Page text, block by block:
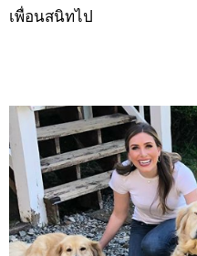
เพื่อนสนิทไป